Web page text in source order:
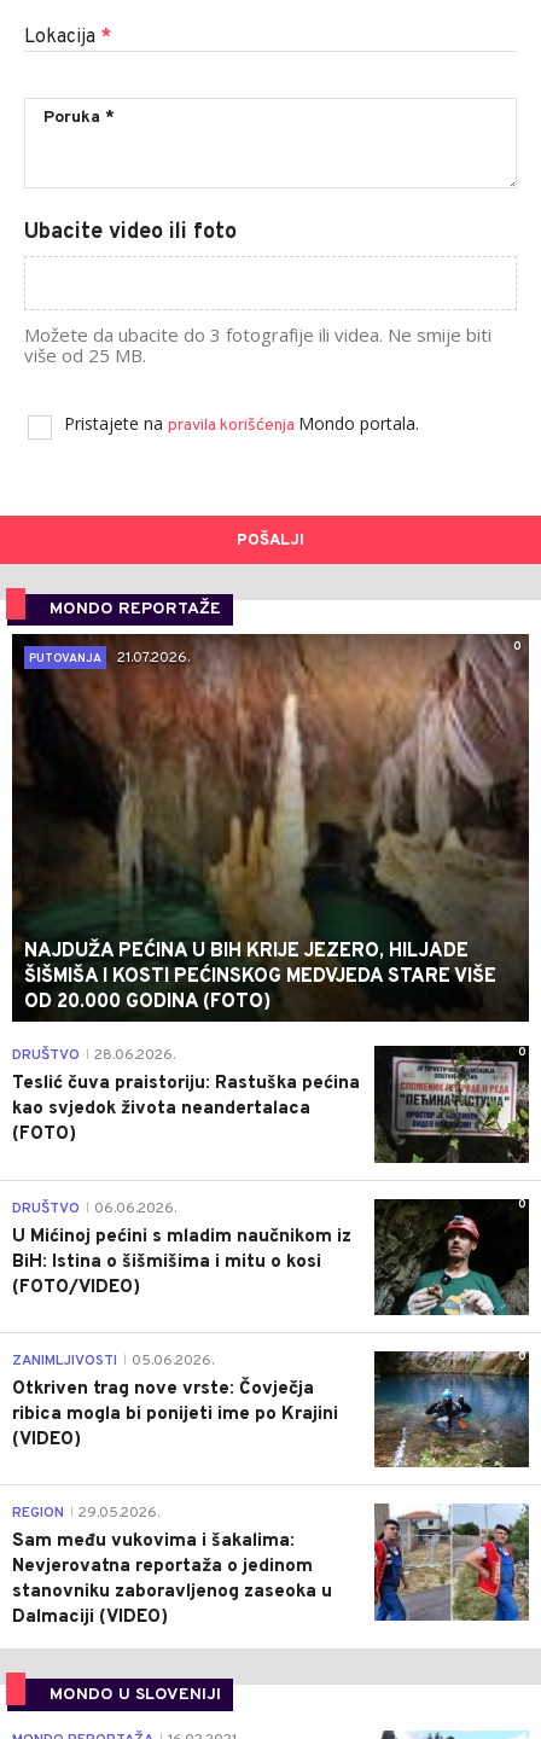
Lokacija *
Ubacite video ili foto
Možete da ubacite do 3 fotografije ili videa. Ne smije biti
više od 25 MB.
Pristajete na pravila korišćenja Mondo portala.
POŠALJI
MONDO REPORTAŽE
0
PUTOVANJA
21.07.2026.
NAJDUŽA PEĆINA U BIH KRIJE JEZERO, HILJADE
ŠIŠMIŠA I KOSTI PEĆINSKOG MEDVJEDA STARE VIŠE
OD 20.000 GODINA (FOTO)
0
DRUŠTVO 28.06.2026.
Teslić čuva praistoriju: Rastuška pećina
kao svjedok života neandertalaca
(FOTO)
0
DRUŠTVO 06.06.2026.
U Mićinoj pećini s mladim naučnikom iz
BiH: Istina o šišmišima i mitu o kosi
(FOTO/VIDEO)
0
ZANIMLJIVOSTI 05.06.2026.
Otkriven trag nove vrste: Čovječja
ribica mogla bi ponijeti ime po Krajini
(VIDEO)
0
REGION 29.05.2026.
Sam među vukovima i šakalima:
Nevjerovatna reportaža o jedinom
stanovniku zaboravljenog zaseoka u
Dalmaciji (VIDEO)
MONDO U SLOVENIJI